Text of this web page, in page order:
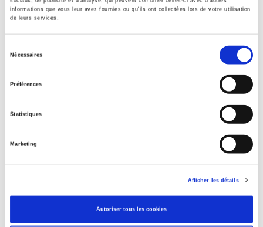
informations que vous leur avez fournies ou qu'ils ont collectées lors de votre utilisation
de leurs services.
Nécessaires
Préférences
Statistiques
Marketing
Afficher les détails
Autoriser tous les cookies
Author
Académique
French
>International field
POL000000 POLITICAL SCIENCE